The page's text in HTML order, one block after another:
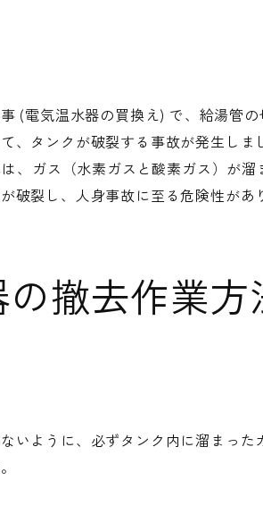
(電気温水器の買換え) で、給湯管
、タンクが破裂する事故が発生しま
、ガス（水素ガスと酸素ガス）が溜
裂し、人身事故に至る危険性があ
撤去作業方
いように、必ずタンク内に溜まった